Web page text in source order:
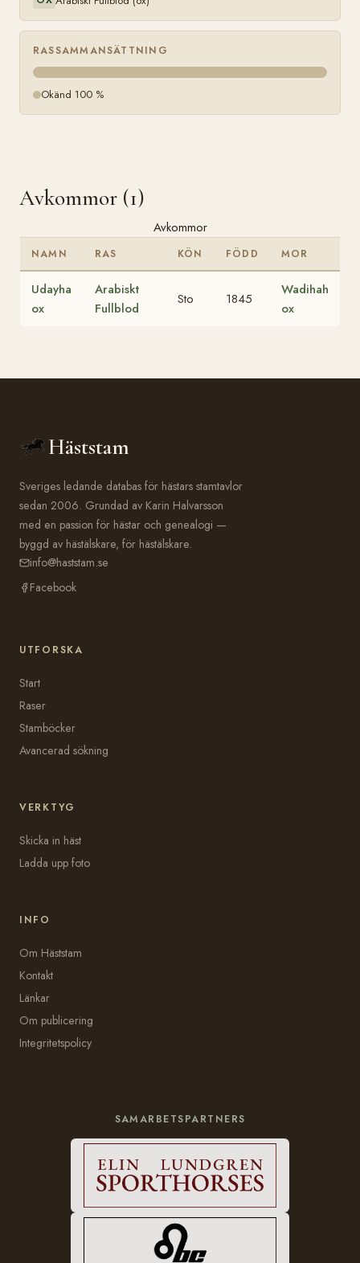
RASSAMMANSÄTTNING
Okänd 100 %
Avkommor (1)
Avkommor
NAMN RAS KÖN FÖDD MOR
Udayha
ox
Arabiskt
Fullblod
Sto 1845
Wadihah
ox
Häststam
Sveriges ledande databas för hästars stamtavlor
sedan 2006. Grundad av Karin Halvarsson
med en passion för hästar och genealogi —
byggd av hästälskare, för hästälskare.
info@haststam.se
Facebook
UTFORSKA
Start
Raser
Stamböcker
Avancerad sökning
VERKTYG
Skicka in häst
Ladda upp foto
INFO
Om Häststam
Kontakt
Länkar
Om publicering
Integritetspolicy
SAMARBETSPARTNERS